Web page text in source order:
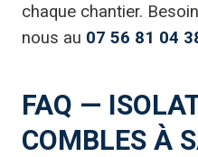
chaque chantier.
nous au 07 56 81 04
FAQ —
COMBLES À